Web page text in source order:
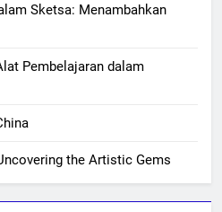
Sketsa: Menambahkan
Pembelajaran dalam
the Artistic Gems